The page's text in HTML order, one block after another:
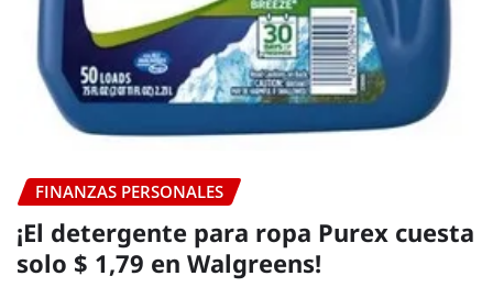
FINANZAS PERSONALES
¡El detergente para ropa Purex cuesta
solo $ 1,79 en Walgreens!